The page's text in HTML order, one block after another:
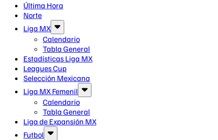
Última Hora
Norte
Liga MX
Calendario
Tabla General
Estadísticas Liga MX
Leagues Cup
Selección Mexicana
Liga MX Femenil
Calendario
Tabla General
Liga de Expansión MX
Futbol